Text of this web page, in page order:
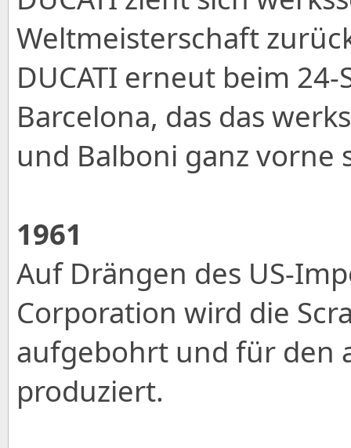
Weltmeisterschaft
DUCATI erneut beim
Barcelona, das das
und Balboni ganz vorne
1961
Auf Drängen des US-
Corporation wird die
aufgebohrt und für den
produziert.